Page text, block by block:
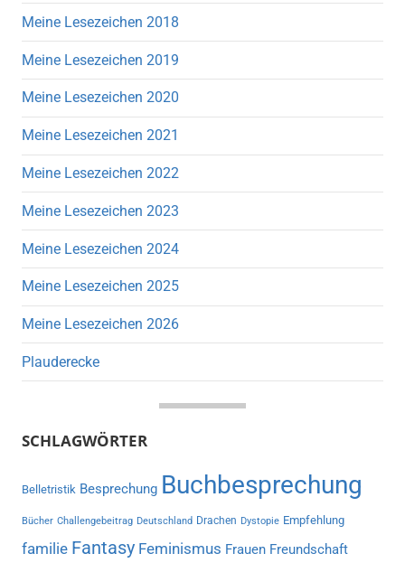
Meine Lesezeichen 2018
Meine Lesezeichen 2019
Meine Lesezeichen 2020
Meine Lesezeichen 2021
Meine Lesezeichen 2022
Meine Lesezeichen 2023
Meine Lesezeichen 2024
Meine Lesezeichen 2025
Meine Lesezeichen 2026
Plauderecke
SCHLAGWÖRTER
Belletristik Besprechung Buchbesprechung
Bücher Challengebeitrag Deutschland Drachen Dystopie Empfehlung
familie Fantasy Feminismus Frauen Freundschaft